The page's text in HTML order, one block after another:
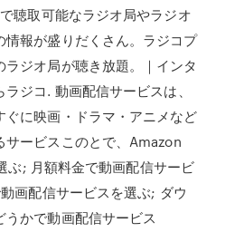
聴取可能なラジオ局やラジオ
情報が盛りだくさん。ラジコプ
ラジオ局が聴き放題。｜インタ
ジコ. 動画配信サービスは、
ぐに映画・ドラマ・アニメなど
サービスこのとで、Amazon
ぶ; 月額料金で動画配信サービ
画配信サービスを選ぶ; ダウ
うかで動画配信サービス